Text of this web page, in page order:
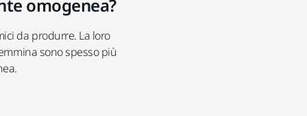
omogenea?
da produrre. La loro
sono spesso più